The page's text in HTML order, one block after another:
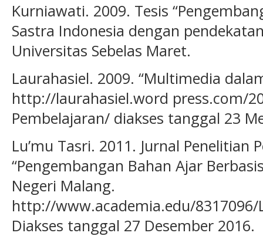
Kurniawati. 2009. Tesis
Sastra Indonesia dengan
Universitas Sebelas Maret.
Laurahasiel. 2009. “Multimedia
http://laurahasiel.word press.com/
Pembelajaran/ diakses tanggal 23
Lu’mu Tasri. 2011. Jurnal Penelitian
“Pengembangan Bahan Ajar
Negeri Malang.
http://www.academia.edu/8317096/
Diakses tanggal 27 Desember 2016.